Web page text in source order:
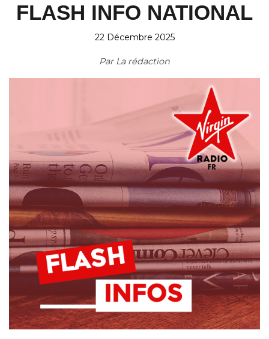
FLASH INFO NATIONAL
22 Décembre 2025
Par La rédaction